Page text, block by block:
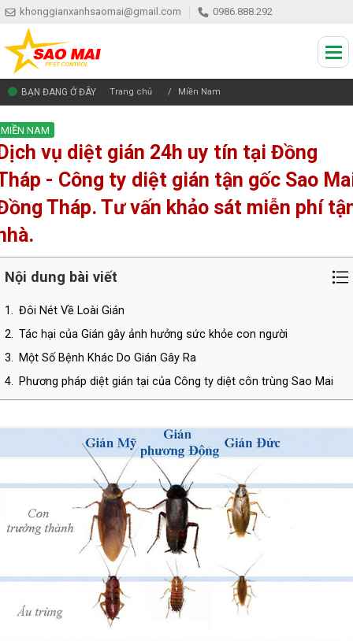
khonggianxanhsaomai@gmail.com 0986.888.292
BẠN ĐANG Ở ĐÂY Trang chủ Miền Nam
MIỀN NAM
vụ diệt gián 24h uy tín tại Đồng
- Công ty diệt gián tận gốc Sao
Tháp. Tư vấn khảo sát miễn phí
Nội dung bài viết
1. Đôi Nét Về Loài Gián
2. Tác hại của Gián gây ảnh hưởng sức khỏe con người
3. Một Số Bệnh Khác Do Gián Gây Ra
4. Phương pháp diệt gián tại của Công ty diệt côn trùng Sao Mai